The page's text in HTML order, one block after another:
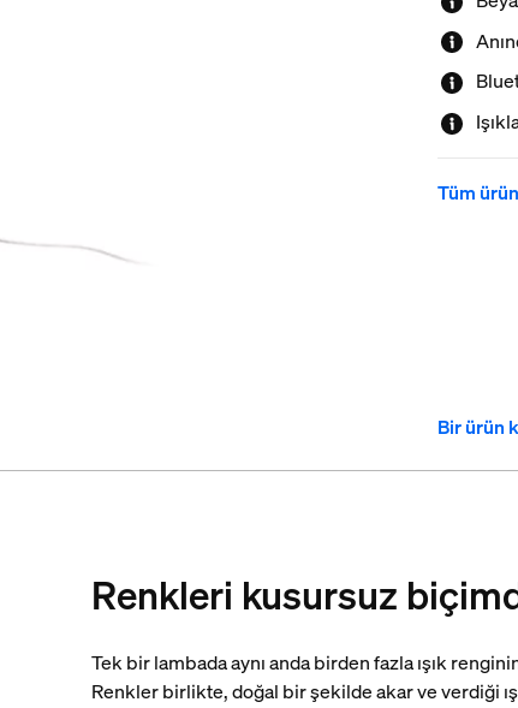
Tüm
Bir ürün
Renkleri kusursuz
Tek bir lambada aynı anda birden fazla ışık
Renkler birlikte, doğal bir şekilde akar ve verdiği